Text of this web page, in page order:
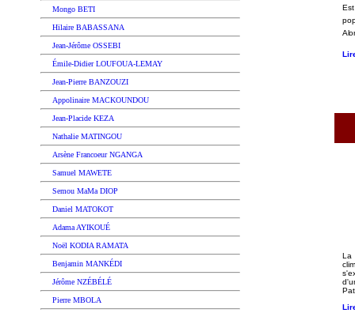
Mongo BETI
Hilaire BABASSANA
Jean-Jérôme OSSEBI
Émile-Didier LOUFOUA-LEMAY
Jean-Pierre BANZOUZI
Appolinaire MACKOUNDOU
Jean-Placide KEZA
Nathalie MATINGOU
Arsène Francoeur NGANGA
Samuel MAWETE
Semou MaMa DIOP
Daniel MATOKOT
Adama AYIKOUÉ
Noël KODIA RAMATA
Benjamin MANKÉDI
Jérôme NZÉBÉLÉ
Pierre MBOLA
La